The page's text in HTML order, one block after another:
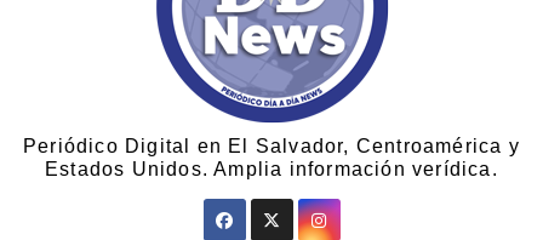
Periódico Digital en El Salvador, Centroamérica y
Estados Unidos. Amplia información verídica.